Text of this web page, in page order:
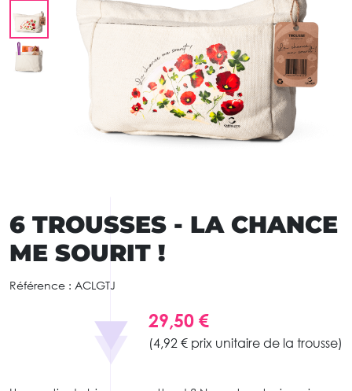
6 TROUSSES - LA CHANCE
ME SOURIT !
Référence : ACLGTJ
29,50 €
(4,92 € prix unitaire de la trousse)